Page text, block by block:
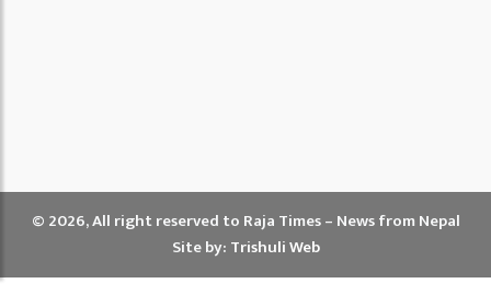
© 2026, All right reserved to Raja Times – News from Nepal
Site by: Trishuli Web